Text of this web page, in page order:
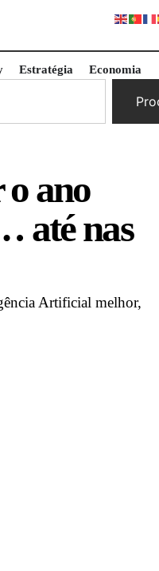
Estratégia Economia
o ano
até nas
Artificial melhor,